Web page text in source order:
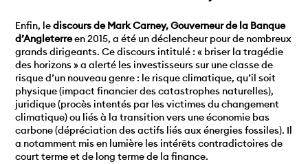
Enfin, lediscours de Mark Carney, Gouverneur de la Banque
d’Angleterreen 2015, a été un déclencheur pour de nombreux
grands dirigeants. Ce discours intitulé : « briser la tragédie
des horizons » a alerté les investisseurs sur une classe de
risque d’un nouveau genre : le risque climatique, qu’il soit
physique (impact financier des catastrophes naturelles),
juridique (procès intentés par les victimes du changement
climatique) ou liés à la transition vers une économie bas
carbone (dépréciation des actifs liés aux énergies fossiles). Il
a notamment mis en lumière les intérêts contradictoires de
court terme et de long terme de la finance.